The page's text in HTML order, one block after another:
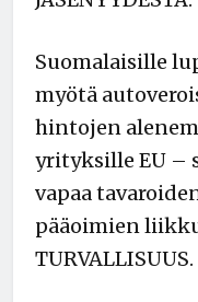
Suomalaisille
myötä
hintojen
yrityksille EU –
vapaa
pääoimien
TURVALLISUUS.